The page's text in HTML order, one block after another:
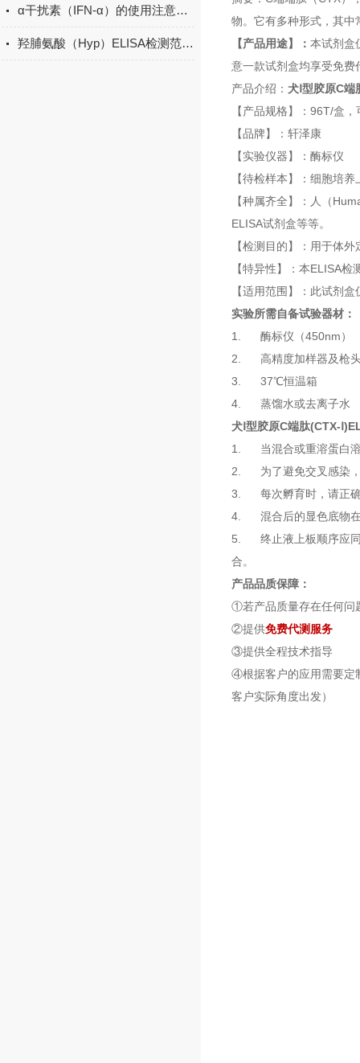
α干扰素（IFN-α）的使用注意事项有哪些？
羟脯氨酸（Hyp）ELISA检测范围多少？
物。它有多种形式，其
【产品用途】： 本试剂盒
意一款试剂盒均享受免
产品介绍： 犬Ⅰ型胶原C
【产品规格】：96T/盒
【品牌】：轩泽康
【实验仪器】：酶标仪
【待检样本】：细胞培
【种属齐全】：人（
ELISA试剂盒等等。
【检测目的】：用于体
【特异性】：本ELISA
【适用范围】：此试剂
实验所需自备试验器材：
1. 酶标仪（450nm）
2. 高精度加样器及枪头
3. 37℃恒温箱
4. 蒸馏水或去离子水
犬Ⅰ型胶原C端肽(CTX-
1. 当混合或重溶蛋白溶
2. 为了避免交叉感染，
3. 每次孵育时，请正确
4. 混合后的显色底物在
5. 终止液上板顺序应同
合。
产品品质保障：
①若产品质量存在任何问
②提供免费代测服务
③提供全程技术指导
④根据客户的应用需要定
客户实际角度出发）